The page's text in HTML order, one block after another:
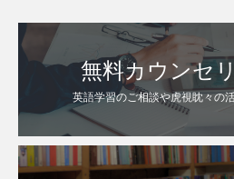
無料カウンセ
英語学習のご相談や虎視眈々の